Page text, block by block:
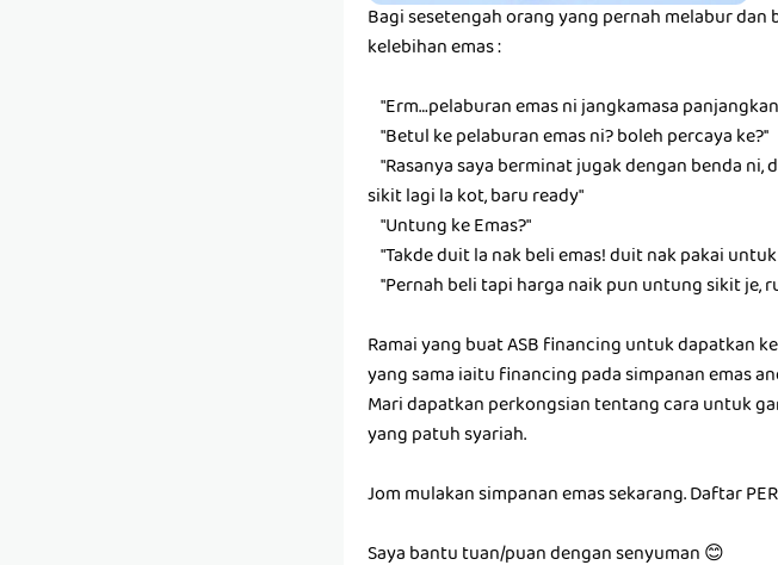
Bagi sesetengah orang yang pernah melabur
kelebihan emas :
"Erm…pelaburan emas ni jangkamasa
"Betul ke pelaburan emas ni? boleh percaya ke?''
"Rasanya saya berminat jugak dengan benda ni,
sikit lagi la kot, baru ready"
"Untung ke Emas?"
"Takde duit la nak beli emas! duit nak pakai
''Pernah beli tapi harga naik pun untung sikit je,
Ramai yang buat ASB financing untuk dapatkan
yang sama iaitu financing pada simpanan emas
Mari dapatkan perkongsian tentang cara untuk
yang patuh syariah.
Jom mulakan simpanan emas sekarang. Daftar
Saya bantu tuan/puan dengan senyuman 😊